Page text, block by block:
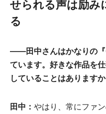
せられる声は励み
る
――田中さんはかなりの『
ています。好きな作品を
していることはありますか
田中： やはり、常にファ